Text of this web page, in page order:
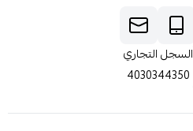
السجل التجاري
4030344350